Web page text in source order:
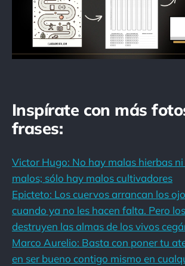
Inspírate con más
frases:
Victor Hugo: No hay malas hierbas
malos; sólo hay malos cultivadores
Epicteto: Los cuervos arrancan los
cuando ya no les hacen falta. Pero
destruyen las almas de los vivos
Marco Aurelio: Basta con poner tu
en ser bueno contigo mismo en